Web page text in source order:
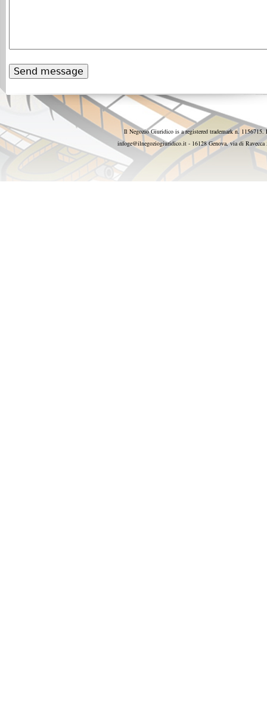
Il Negozio Giuridico is a registered trademark n.
infoge@ilnegoziogiuridico.it - 16128 Genova, via di